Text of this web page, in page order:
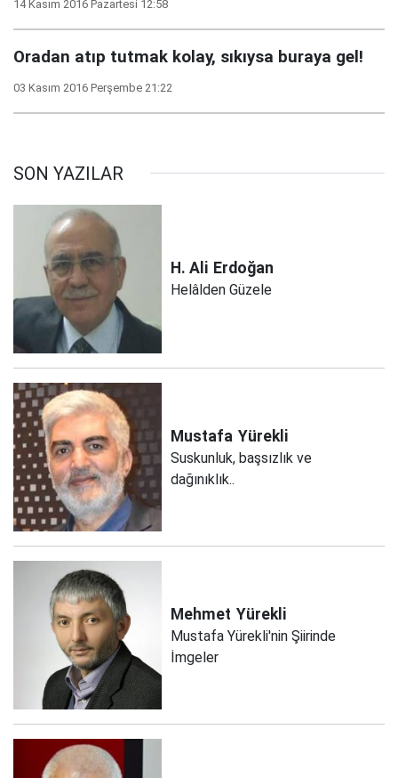
14 Kasım 2016 Pazartesi 12:58
Oradan atıp tutmak kolay, sıkıysa buraya gel!
03 Kasım 2016 Perşembe 21:22
SON YAZILAR
H. Ali Erdoğan
Helâlden Güzele
Mustafa Yürekli
Suskunluk, başsızlık ve
dağınıklık..
Mehmet Yürekli
Mustafa Yürekli'nin Şiirinde
İmgeler